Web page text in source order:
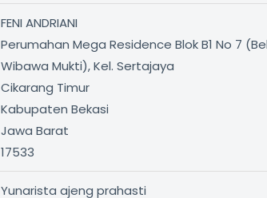
FENI ANDRIANI
Perumahan Mega Residence Blok B1 No 7
Wibawa Mukti), Kel. Sertajaya
Cikarang Timur
Kabupaten Bekasi
Jawa Barat
17533
Yunarista ajeng prahasti